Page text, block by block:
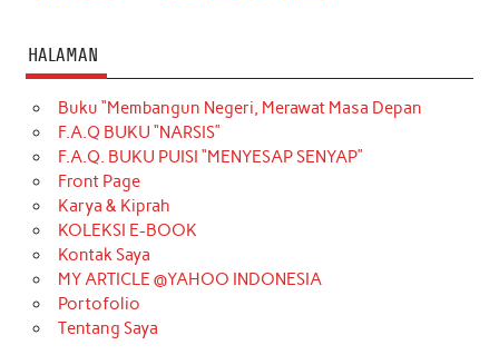
c
e
b
o
o
k
t
a
g
r
a
m
T
o
k
t
e
r
k
e
d
t
t
e
T
u
b
HALAMAN
Buku “Membangun Negeri, Merawat Masa Depan
F.A.Q BUKU “NARSIS”
F.A.Q. BUKU PUISI “MENYESAP SENYAP”
Front Page
Karya & Kiprah
KOLEKSI E-BOOK
Kontak Saya
MY ARTICLE @YAHOO INDONESIA
Portofolio
Tentang Saya